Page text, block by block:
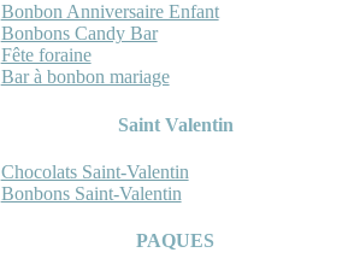
Bonbon Anniversaire Enfant
Bonbons Candy Bar
Fête foraine
Bar à bonbon mariage
Saint Valentin
Chocolats Saint-Valentin
Bonbons Saint-Valentin
PAQUES